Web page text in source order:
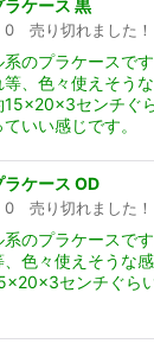
ケース 黒
売り切れました
のプラケースで
等、色々使えそう
15×20×3センチぐ
いい感じです。
ケース OD
売り切れました
系のプラケースで
色々使えそうな
センチぐら